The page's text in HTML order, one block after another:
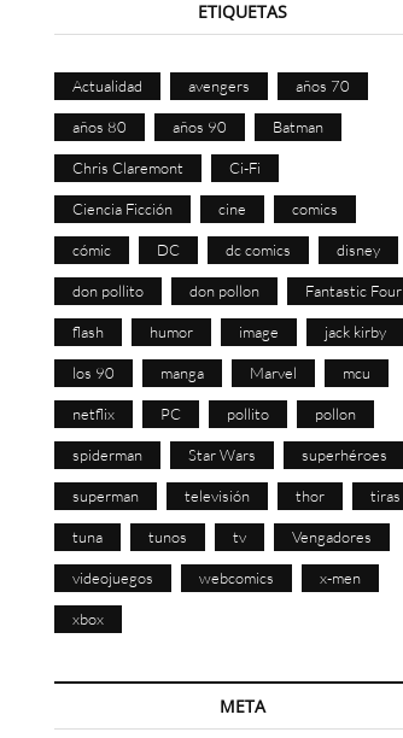
ETIQUETAS
Actualidad avengers años 70
años 80 años 90 Batman
Chris Claremont Ci-Fi
Ciencia Ficción cine comics
cómic DC dc comics disney
don pollito don pollon Fantastic Four
flash humor image jack kirby
los 90 manga Marvel mcu
netflix PC pollito pollon
spiderman Star Wars superhéroes
superman televisión thor tiras
tuna tunos tv Vengadores
videojuegos webcomics x-men
xbox
META